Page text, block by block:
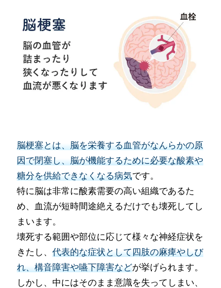
脳梗塞とは、脳を栄養する血管がなんらかの原
因で閉塞し、脳が機能するために必要な酸素や
糖分を供給できなくなる病気です。
特に脳は非常に酸素需要の高い組織であるた
め、血流が短時間途絶えるだけでも壊死してし
まいます。
壊死する範囲や部位に応じて様々な神経症状を
きたし、代表的な症状として四肢の麻痺やしび
れ、構音障害や嚥下障害などが挙げられます。
しかし、中にはそのまま意識を失ってしまい、